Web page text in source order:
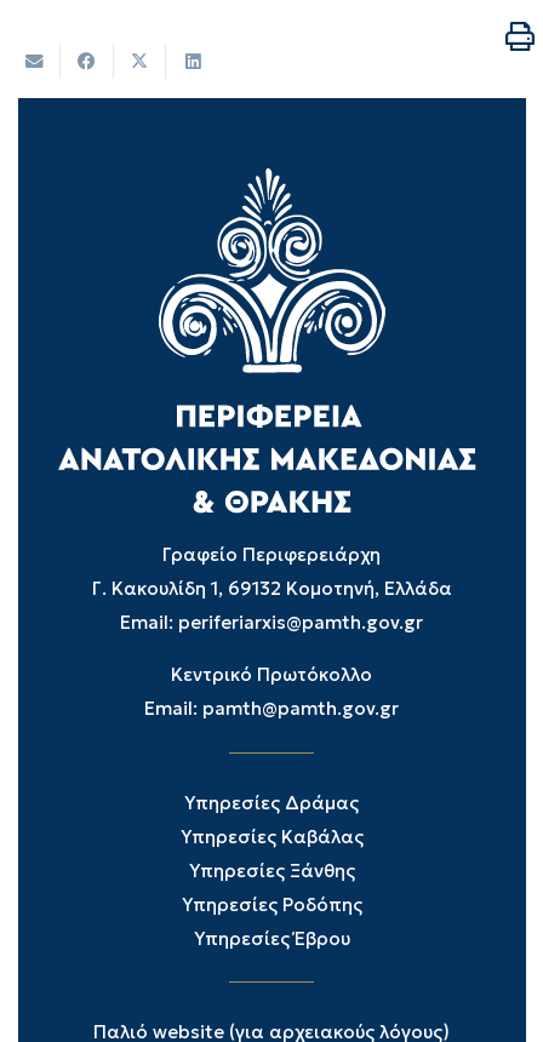
Γραφείο Περιφερειάρχη
Γ. Κακουλίδη 1, 69132 Κομοτηνή, Ελλάδα
Email: periferiarxis@pamth.gov.gr
Κεντρικό Πρωτόκολλο
Email: pamth@pamth.gov.gr
Υπηρεσίες Δράμας
Υπηρεσίες Καβάλας
Υπηρεσίες Ξάνθης
Υπηρεσίες Ροδόπης
Υπηρεσίες Έβρου
Παλιό website (για αρχειακούς λόγους)